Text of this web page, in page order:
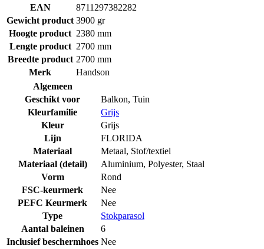
EAN
8711297382282
Gewicht product 3900 gr
Hoogte product 2380 mm
Lengte product 2700 mm
Breedte product 2700 mm
Merk
Handson
Algemeen
Geschikt voor
Balkon, Tuin
Kleurfamilie
Grijs
Kleur
Grijs
Lijn
FLORIDA
Materiaal
Metaal, Stof/textiel
Materiaal (detail)
Aluminium, Polyester, Staal
Vorm
Rond
FSC-keurmerk
Nee
PEFC Keurmerk
Nee
Type
Stokparasol
Aantal baleinen
6
Inclusief beschermhoes Nee